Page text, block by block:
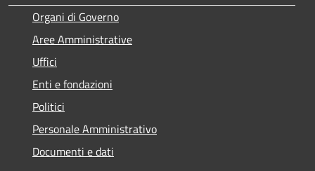
Organi di Governo
Aree Amministrative
Uffici
Enti e fondazioni
Politici
Personale Amministrativo
Documenti e dati